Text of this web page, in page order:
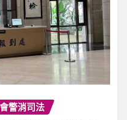
警消司法